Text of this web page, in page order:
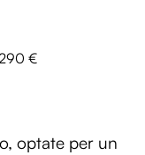
€
optate per un